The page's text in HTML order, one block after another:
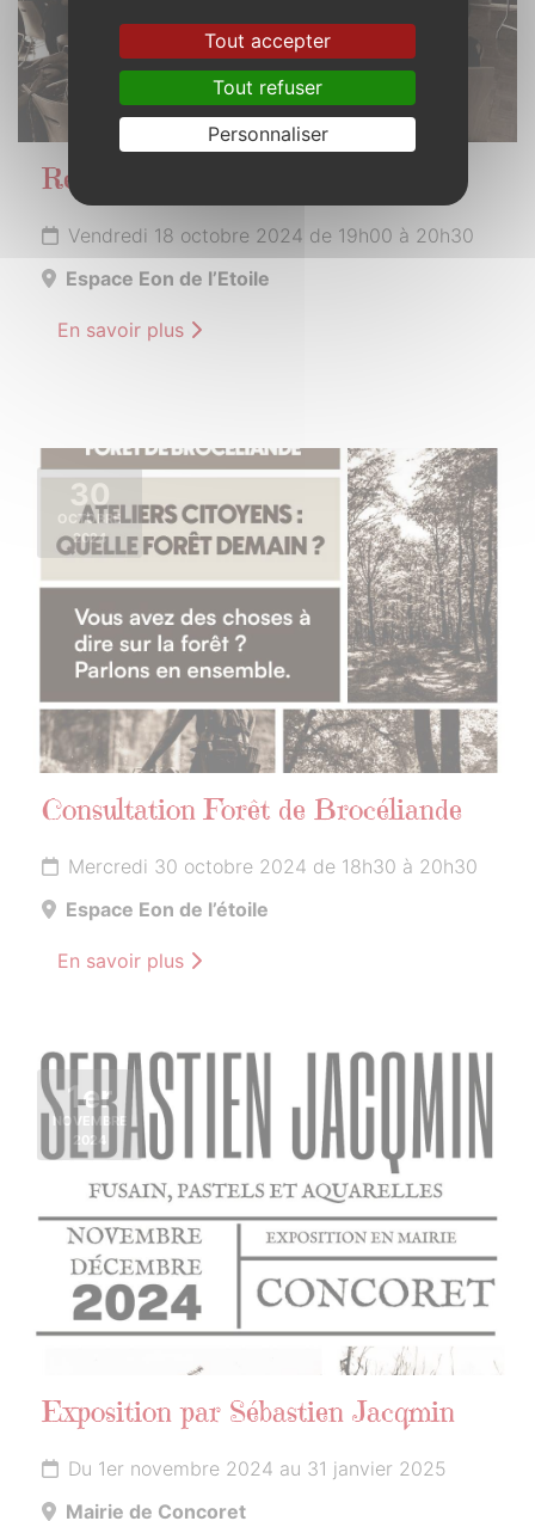
Réunion publique
Vendredi 18 octobre 2024 de 19h00 à 20h30
Espace Eon de l’Etoile
En savoir plus
30
OCTOBRE
2024
Consultation Forêt de Brocéliande
Mercredi 30 octobre 2024 de 18h30 à 20h30
Espace Eon de l’étoile
En savoir plus
1er
NOVEMBRE
2024
Exposition par Sébastien Jacqmin
Du 1er novembre 2024 au 31 janvier 2025
Mairie de Concoret
Tout accepter
Tout refuser
Personnaliser